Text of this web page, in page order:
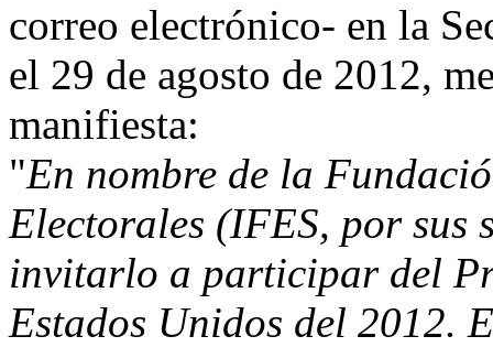
correo electrónico- en la
el 29 de agosto de 2012,
manifiesta:
"En nombre de la
Electorales (IFES, por sus
invitarlo a participar del
Estados Unidos del 2012.